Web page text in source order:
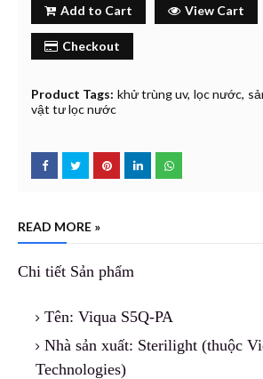
Add to Cart View Cart
Checkout
Product Tags: khử trùng uv lọc nước
vật tư lọc nước
READ MORE »
Chi tiết Sản phẩm
Tên: Viqua S5Q-PA
Nhà sản xuất: Sterilight (thuộc
Technologies)